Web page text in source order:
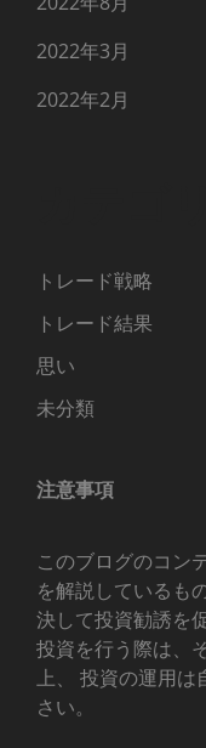
2022年3月
2022年2月
トレード戦略
トレード結果
思い
未分類
注意事項
このブログのコン
を解説しているも
決して投資勧誘を
投資を行う際は、
上、 投資の運用は
さい。